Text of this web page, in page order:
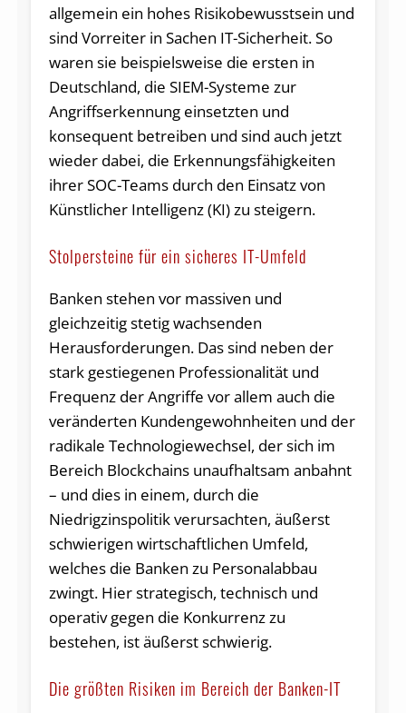
allgemein ein hohes Risikobewusstsein und
sind Vorreiter in Sachen IT-Sicherheit. So
waren sie beispielsweise die ersten in
Deutschland, die SIEM-Systeme zur
Angriffserkennung einsetzten und
konsequent betreiben und sind auch jetzt
wieder dabei, die Erkennungsfähigkeiten
ihrer SOC-Teams durch den Einsatz von
Künstlicher Intelligenz (KI) zu steigern.
Stolpersteine für ein sicheres IT-Umfeld
Banken stehen vor massiven und
gleichzeitig stetig wachsenden
Herausforderungen. Das sind neben der
stark gestiegenen Professionalität und
Frequenz der Angriffe vor allem auch die
veränderten Kundengewohnheiten und der
radikale Technologiewechsel, der sich im
Bereich Blockchains unaufhaltsam anbahnt
– und dies in einem, durch die
Niedrigzinspolitik verursachten, äußerst
schwierigen wirtschaftlichen Umfeld,
welches die Banken zu Personalabbau
zwingt. Hier strategisch, technisch und
operativ gegen die Konkurrenz zu
bestehen, ist äußerst schwierig.
Die größten Risiken im Bereich der Banken-IT